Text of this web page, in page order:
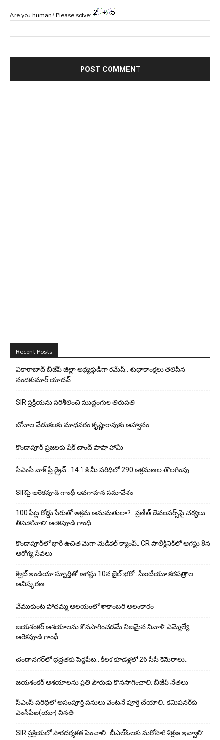
Are you human? Please solve:
Recent Posts
వికారాబాద్ బీజేపీ జిల్లా అధ్యక్షుడిగా రమేష్‌.. శుభాకాంక్షలు తెలిపిన
నందకుమార్ యాదవ్
SIR ప్రక్రియను పరిశీలించి ముద్దంగుల తిరుపతి
బోనాల వేడుకలకు మాధవరం కృష్ణారావుకు ఆహ్వానం
కొండాపూర్ ప్రజలకు షేక్ చాంద్ పాషా హామీ
సీఎంసీ వాక్ ఫ్రీ డ్రైవ్.. 14.1 కి.మీ పరిధిలో 290 ఆక్రమణల తొలగింపు
SIRపై ఆరెకపూడి గాంధీ అవగాహన సమావేశం
100 ఫీట్ల రోడ్డు పేరుతో అక్రమ అనుమతులా?.. ప్రణీత్ డెవలపర్స్‌పై చర్యలు
తీసుకోవాలి: ఆరెకపూడి గాంధీ
కొండాపూర్‌లో భారీ ఉచిత మెగా మెడికల్ క్యాంప్.. CR పాలీక్లినిక్‌లో ఆగస్టు 8న
ఆరోగ్య సేవలు
క్విట్ ఇండియా స్ఫూర్తితో ఆగస్టు 10న జైల్ భరో.. సీఐటీయూ కరపత్రాల
ఆవిష్కరణ
వేముకుంట పోచమ్మ ఆలయంలో శాకాంబరి అలంకారం
జయశంకర్ ఆశయాలను కొనసాగించడమే నిజమైన నివాళి: ఎమ్మెల్యే
ఆరెక‌పూడి గాంధీ
చందానగర్‌లో భద్రతకు పెద్దపీట.. కీలక కూడళ్లలో 26 సీసీ కెమెరాలు..
జయశంకర్ ఆశయాలను ప్రతి పౌరుడు కొనసాగించాలి: బీజేపీ నేతలు
సీఎంసీ పరిధిలో అసంపూర్తి పనులు వెంటనే పూర్తి చేయాలి.. కమిషనర్‌కు
ఎంసీపీఐ(యూ) వినతి
SIR ప్రక్రియలో పారదర్శకత పెంచాలి.. బీఎల్ఓలకు మరోసారి శిక్షణ ఇవ్వాలి: